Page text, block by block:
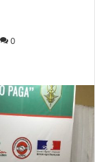
0